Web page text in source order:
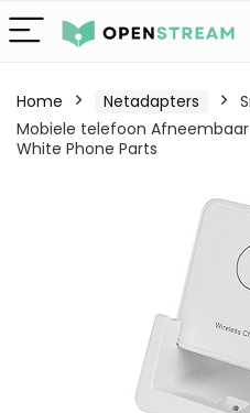
Home Netadapters
Mobiele telefoon
White Phone Parts